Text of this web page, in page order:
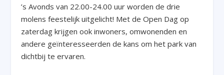
’s Avonds van 22.00-24.00 uur worden de drie
molens feestelijk uitgelicht! Met de Open Dag op
zaterdag krijgen ook inwoners, omwonenden en
andere geïnteresseerden de kans om het park van
dichtbij te ervaren.